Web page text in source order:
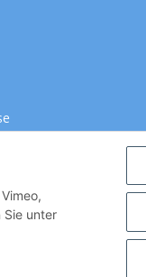
Sie unter